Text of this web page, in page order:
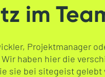
im
Projektmanager
haben hier die
sie bei sitegeist